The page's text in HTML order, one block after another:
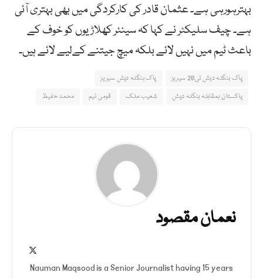
بہترہورہی ہے۔ عثمان قادر کی کارکردگی میں بھی بہتری آئی
ہے۔ چیف سلیکٹر نے کہا کہ سینئر کھلاڑیوں کو خوف کے
باعث ٹیم میں نہیں لائے بلکہ میچ جیتنے کےلیے لائے ہیں۔
پاک بنگلہ دیش ٹی20 سیریز
پاک بنگلہ دیش سیریز
پاکستان بمقابلہ بنگلہ دیش
شعیب ملک قومی ٹیم محمد حفیظ
نعمان مقصود
Nauman Maqsood is a Senior Journalist having 15 years